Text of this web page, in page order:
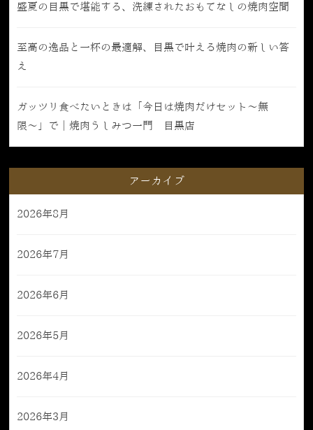
盛夏の目黒で堪能する、洗練されたおもてなしの焼肉空間
至高の逸品と一杯の最適解、目黒で叶える焼肉の新しい答
え
ガッツリ食べたいときは「今日は焼肉だけセット〜無
限〜」で｜焼肉うしみつ一門 目黒店
アーカイブ
2026年8月
2026年7月
2026年6月
2026年5月
2026年4月
2026年3月